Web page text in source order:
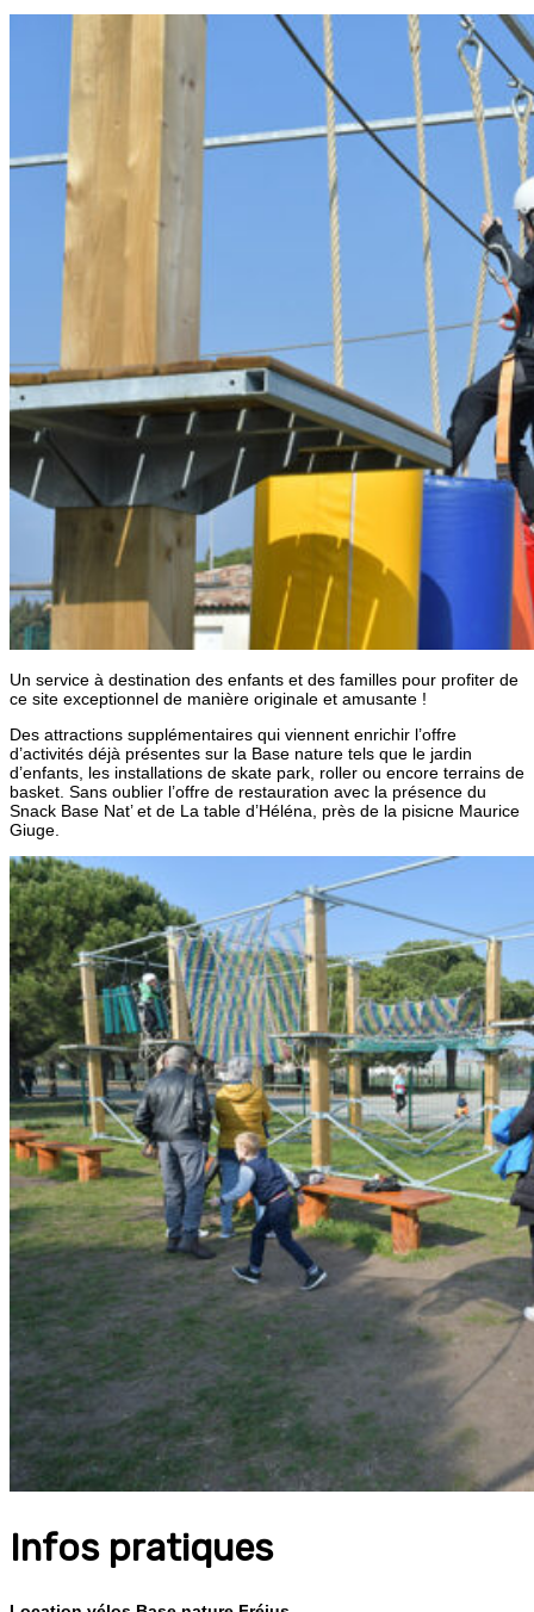
Un service à destination des enfants et des familles pour profiter de
ce site exceptionnel de manière originale et amusante !
Des attractions supplémentaires qui viennent enrichir l’offre
d’activités déjà présentes sur la Base nature tels que le jardin
d’enfants, les installations de skate park, roller ou encore terrains de
basket. Sans oublier l’offre de restauration avec la présence du
Snack Base Nat’ et de La table d’Héléna, près de la pisicne Maurice
Giuge.
Infos pratiques